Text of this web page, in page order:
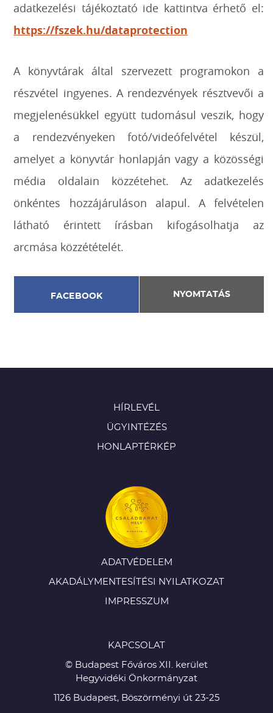
adatkezelési tájékoztató ide kattintva érhető el:
https://fszek.hu/dataprotection
A könyvtárak által szervezett programokon a
részvétel ingyenes. A rendezvények résztvevői a
megjelenésükkel együtt tudomásul veszik, hogy
a rendezvényeken fotó/videófelvétel készül,
amelyet a könyvtár honlapján vagy a közösségi
média oldalain közzétehet. Az adatkezelés
önkéntes hozzájáruláson alapul. A felvételen
látható érintett írásban kifogásolhatja az
arcmása közzétételét.
FACEBOOK NYOMTATÁS
HÍRLEVÉL
ÜGYINTÉZÉS
HONLAPTÉRKÉP
ADATVÉDELEM
AKADÁLYMENTESÍTÉSI NYILATKOZAT
IMPRESSZUM
KAPCSOLAT
© Budapest Főváros XII. kerület
Hegyvidéki Önkormányzat
1126 Budapest, Böszörményi út 23-25